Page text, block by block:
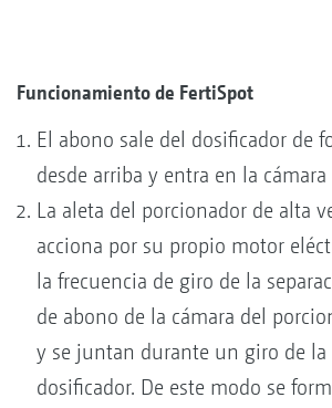
Funcionamiento de FertiSpot
El abono sale del dosificador de
desde arriba y entra en la
La aleta del porcionador de alta
acciona por su propio motor
la frecuencia de giro de la
de abono de la cámara del
y se juntan durante un giro de la
dosificador. De este modo se